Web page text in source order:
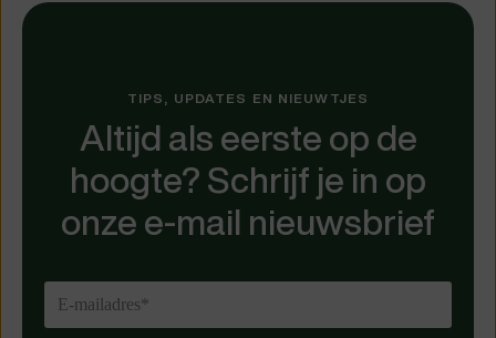
TIPS, UPDATES EN NIEUWTJES
Altijd als eerste op de
hoogte? Schrijf je in op
onze e-mail nieuwsbrief